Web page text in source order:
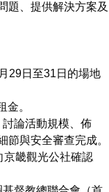
題、提供解決方案及
29日至31日的場地
金。
論活動規模、佈
節與安全審查完成。
京畿觀光公社確認